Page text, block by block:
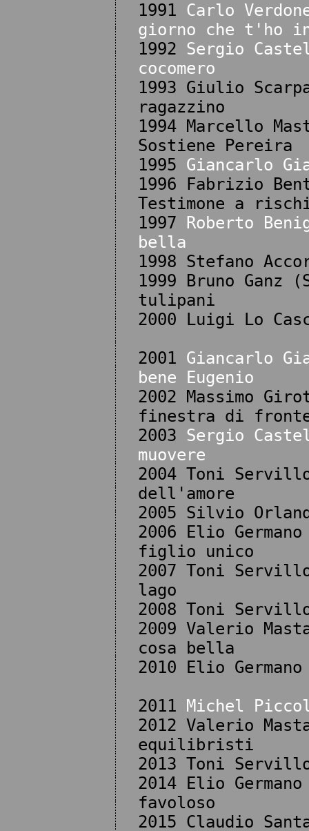
1991 Carlo
giorno che t'ho
1992 Sergio
cocomero
1993 Giulio
ragazzino
1994 Marcello
Sostiene Pereira
1995 Giancarlo
1996 Fabrizio
Testimone a
1997
Roberto
bella
1998 Stefano
1999 Bruno Ganz
tulipani
2000 Luigi Lo
2001 Giancarlo
bene Eugenio
2002 Massimo
finestra di
2003 Sergio
muovere
2004 Toni
dell'amore
2005 Silvio
2006 Elio
figlio unico
2007 Toni
lago
2008 Toni
2009 Valerio
cosa bella
2010 Elio
2011
Michel
2012 Valerio
equilibristi
2013 Toni
2014 Elio
favoloso
2015 Claudio